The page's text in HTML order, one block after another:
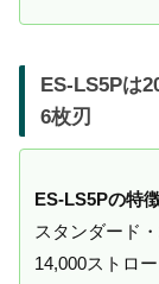
ES-LS5Pは
6枚刃
ES-LS5Pの特
スタンダード・
14,000ストロ